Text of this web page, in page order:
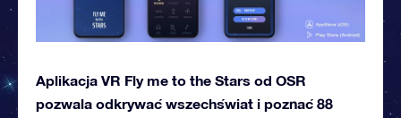
Aplikacja VR Fly me to the Stars od OSR
pozwala odkrywać wszechświat i poznać 88